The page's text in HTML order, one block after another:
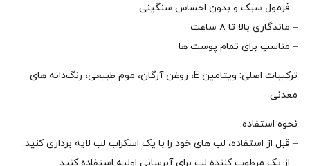
– فرمول سبک و بدون احساس سنگینی
– ماندگاری بالا تا ۸ ساعت
– مناسب برای تمام پوست‌ ها
ترکیبات اصلی: ویتامین E، روغن آرگان، موم طبیعی، رنگ‌دانه‌ های
معدنی
نحوه‌ استفاده:
– قبل از استفاده، لب‌ های خود را با یک اسکراب لب لایه‌ برداری کنید.
– از یک مرطوب‌ کننده لب برای آبرسانی اولیه استفاده کنید.